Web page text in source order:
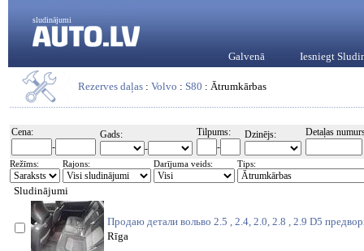
sludinājumi
Galvenā Iesniegt
Rezerves daļas : Volvo : S80 : Ātrumkārbas
Cena:
-
Gads:
-
Tilpums:
-
Dzinējs: Detaļas
Režīms: Rajons: Darījuma veids: Tips:
Sludinājumi
Продаю детали вольво 2.5 , 2.4, 2.0, 2.8 , 2.9 D5
Rīga